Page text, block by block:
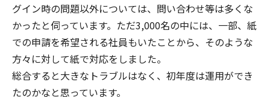
グイン時の問題以外については、問い合わせ等は多くな
かったと伺っています。ただ3,000名の中には、一部、紙
での申請を希望される社員もいたことから、そのような
方々に対して紙で対応をしました。
総合すると大きなトラブルはなく、初年度は運用ができ
たのかなと思っています。